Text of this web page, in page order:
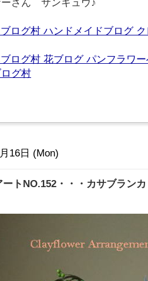
ーさん サンキュウ♪
グ村
16日 (Mon)
ートNO.152・・・カサブラン